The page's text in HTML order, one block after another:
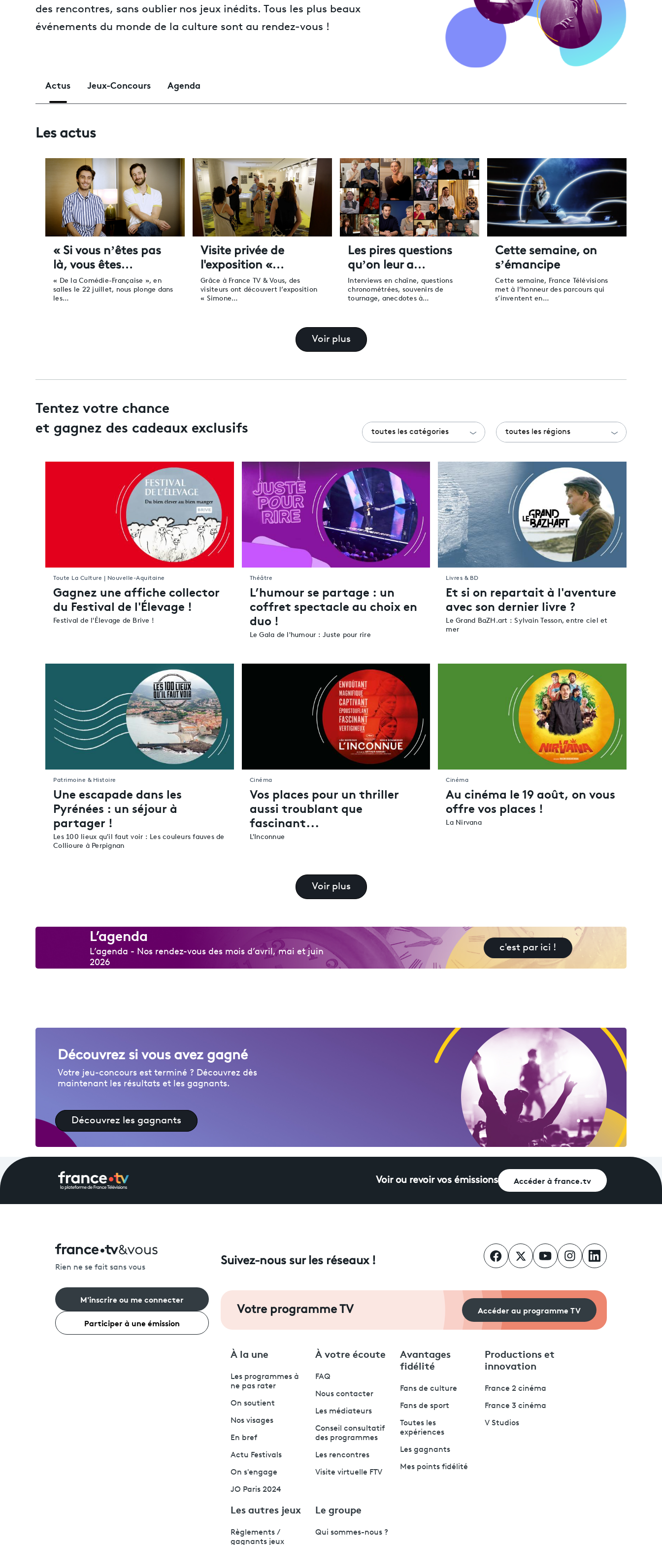
des rencontres, sans oublier nos jeux inédits. Tous les plus beaux
événements du monde de la culture sont au rendez-vous !
Actus Jeux-Concours Agenda
Les actus
« Si vous n’êtes pas
là, vous êtes…
« De la Comédie-Française », en
salles le 22 juillet, nous plonge dans
les…
Visite privée de
l'exposition «…
Grâce à France TV & Vous, des
visiteurs ont découvert l’exposition
« Simone…
Les pires questions
qu’on leur a…
Interviews en chaîne, questions
chronométrées, souvenirs de
tournage, anecdotes à…
Cette semaine, on
s’émancipe
Cette semaine, France Télévisions
met à l’honneur des parcours qui
s’inventent en…
Voir plus
Tentez votre chance
et gagnez des cadeaux exclusifs
toutes les catégories
toutes les catégories
Expositions
Livres & BD
Musiques & Danse
Patrimoine & Histoire
Théâtre
Toute la culture
toutes les régions
toutes les régions
Bretagne
Centre-Val de Loire
Corse
Grand Est
Hauts-de-France
Île-de-France
Normandie
Pays de la Loire
Provence-Alpes-Côte d’Azur
Guadeloupe
Mayotte
Nouvelle-Calédonie
Polynésie française
La Réunion
Saint-Pierre-et-Miquelon
Wallis-et-Futuna
À l'étranger
Gagnez une affiche collector
du Festival de l'Élevage !
Festival de l'Élevage de Brive !
Toute La Culture | Nouvelle-Aquitaine
L’humour se partage : un
coffret spectacle au choix en
duo !
Le Gala de l'humour : Juste pour rire
Théâtre
Et si on repartait à l'aventure
avec son dernier livre ?
Le Grand BaZH.art : Sylvain Tesson, entre ciel et
mer
Livres & BD
Une escapade dans les
Pyrénées : un séjour à
partager !
Les 100 lieux qu'il faut voir : Les couleurs fauves de
Collioure à Perpignan
Patrimoine & Histoire
Vos places pour un thriller
aussi troublant que
fascinant...
L'Inconnue
Cinéma
Au cinéma le 19 août, on vous
offre vos places !
La Nirvana
Cinéma
Voir plus
L’agenda
L’agenda - Nos rendez-vous des mois d’avril, mai et juin
2026
c'est par ici !
Découvrez si vous avez gagné
Votre jeu-concours est terminé ? Découvrez dès
maintenant les résultats et les gagnants.
Découvrez les gagnants
Voir ou revoir vos émissions Accéder à france.tv
Rien ne se fait sans vous
M'inscrire ou me connecter
Participer à une émission
Suivez-nous sur les réseaux !
Votre programme TV Accéder au programme TV
À la une
Les programmes à
ne pas rater
On soutient
Nos visages
En bref
Actu Festivals
On s'engage
JO Paris 2024
À votre écoute
FAQ
Nous contacter
Les médiateurs
Conseil consultatif
des programmes
Les rencontres
Visite virtuelle FTV
Avantages
fidélité
Fans de culture
Fans de sport
Toutes les
expériences
Les gagnants
Mes points fidélité
Productions et
innovation
France 2 cinéma
France 3 cinéma
V Studios
Les autres jeux
Règlements /
gagnants jeux
Le groupe
Qui sommes-nous ?